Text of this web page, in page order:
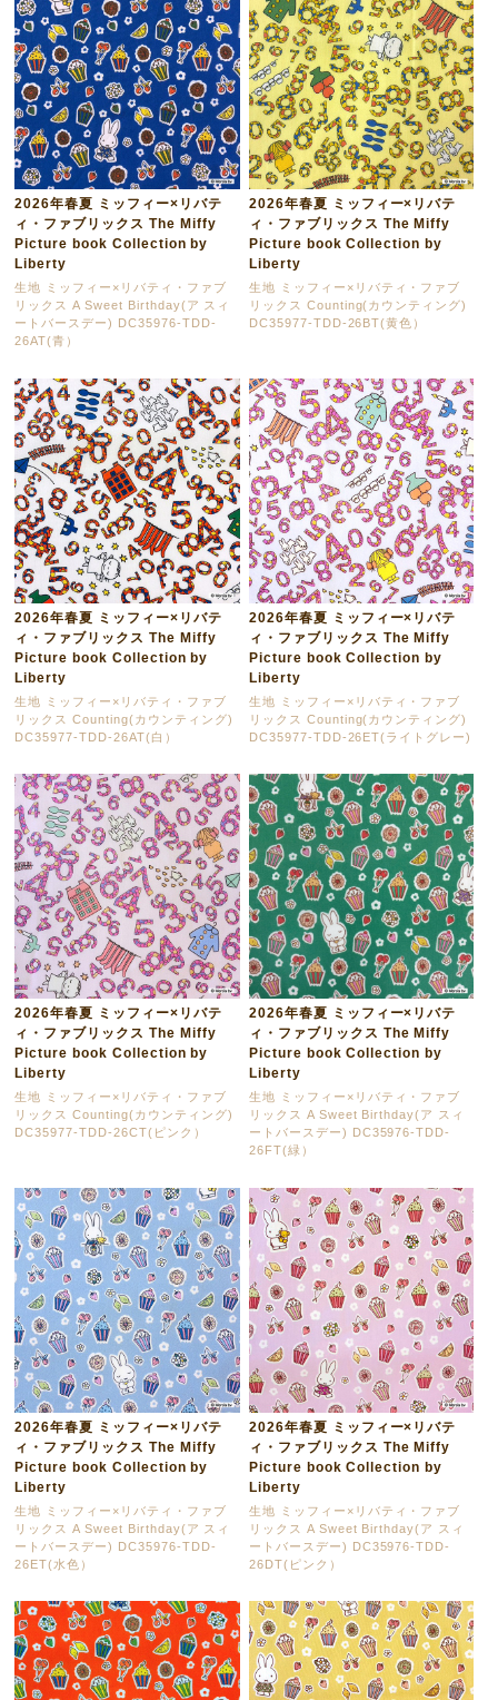
2026年春夏 ミッフィー×リバテ
ィ・ファブリックス The Miffy
Picture book Collection by
Liberty
生地 ミッフィー×リバティ・ファブ
リックス A Sweet Birthday(ア スィ
ートバースデー) DC35976-TDD-
26AT(青）
2026年春夏 ミッフィー×リバテ
ィ・ファブリックス The Miffy
Picture book Collection by
Liberty
生地 ミッフィー×リバティ・ファブ
リックス Counting(カウンティング)
DC35977-TDD-26BT(黄色）
2026年春夏 ミッフィー×リバテ
ィ・ファブリックス The Miffy
Picture book Collection by
Liberty
生地 ミッフィー×リバティ・ファブ
リックス Counting(カウンティング)
DC35977-TDD-26AT(白）
2026年春夏 ミッフィー×リバテ
ィ・ファブリックス The Miffy
Picture book Collection by
Liberty
生地 ミッフィー×リバティ・ファブ
リックス Counting(カウンティング)
DC35977-TDD-26ET(ライトグレー)
2026年春夏 ミッフィー×リバテ
ィ・ファブリックス The Miffy
Picture book Collection by
Liberty
生地 ミッフィー×リバティ・ファブ
リックス Counting(カウンティング)
DC35977-TDD-26CT(ピンク）
2026年春夏 ミッフィー×リバテ
ィ・ファブリックス The Miffy
Picture book Collection by
Liberty
生地 ミッフィー×リバティ・ファブ
リックス A Sweet Birthday(ア スィ
ートバースデー) DC35976-TDD-
26FT(緑）
2026年春夏 ミッフィー×リバテ
ィ・ファブリックス The Miffy
Picture book Collection by
Liberty
生地 ミッフィー×リバティ・ファブ
リックス A Sweet Birthday(ア スィ
ートバースデー) DC35976-TDD-
26ET(水色）
2026年春夏 ミッフィー×リバテ
ィ・ファブリックス The Miffy
Picture book Collection by
Liberty
生地 ミッフィー×リバティ・ファブ
リックス A Sweet Birthday(ア スィ
ートバースデー) DC35976-TDD-
26DT(ピンク）